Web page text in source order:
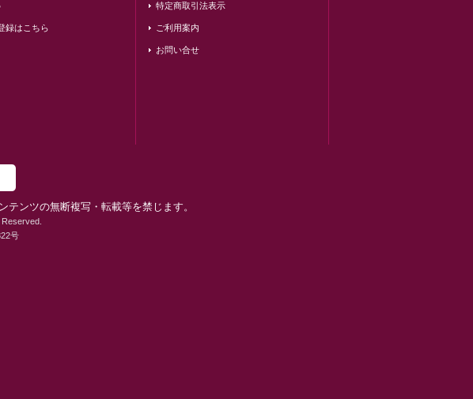
録はこちら
特定商取引法表示
ご利用案内
お問い合せ
ンツの無断複写・転載等を禁じます。
号